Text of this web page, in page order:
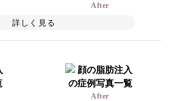
After
詳しく見る
After